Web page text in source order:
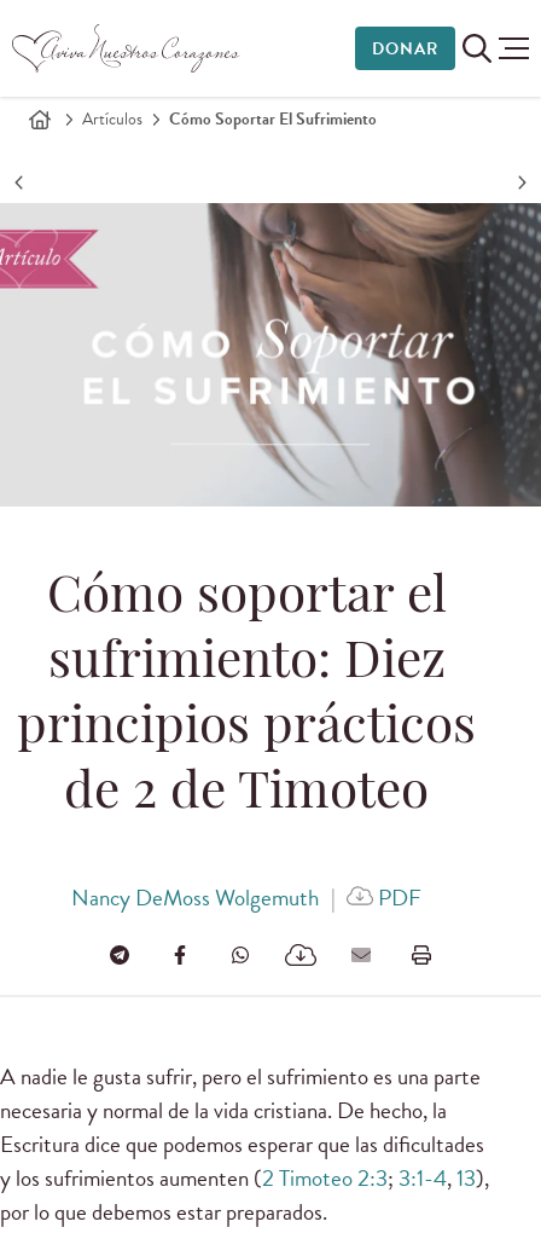
DONAR
Artículos Cómo Soportar El Sufrimiento
Cómo soportar el
sufrimiento: Diez
principios prácticos
de 2 de Timoteo
Nancy DeMoss Wolgemuth | PDF
A nadie le gusta sufrir, pero el sufrimiento es una parte
necesaria y normal de la vida cristiana. De hecho, la
Escritura dice que podemos esperar que las dificultades
y los sufrimientos aumenten (2 Timoteo 2:3; 3:1-4,13),
por lo que debemos estar preparados.